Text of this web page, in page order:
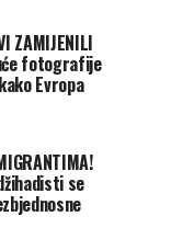
ZAMIJENILI
fotografije
Evropa
se